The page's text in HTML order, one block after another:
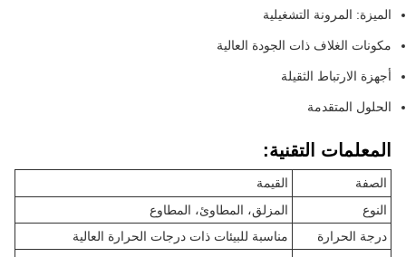
الميزة: المرونة التشغيلية
مكونات الغلاف ذات الجودة العالية
أجهزة الارتباط الثقيلة
الحلول المتقدمة
المعلمات التقنية:
الصفة
القيمة
النوع
المزلق، المطاوئ، المطاوع
درجة الحرارة
مناسبة للبيئات ذات درجات الحرارة العالية